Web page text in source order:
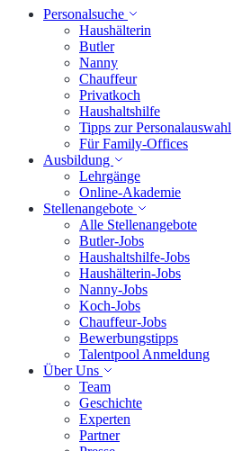
Personalsuche
Haushälterin
Butler
Nanny
Chauffeur
Privatkoch
Haushaltshilfe
Tipps zur Personalauswahl
Für Family-Offices
Ausbildung
Lehrgänge
Online-Akademie
Stellenangebote
Alle Stellenangebote
Butler-Jobs
Haushaltshilfe-Jobs
Haushälterin-Jobs
Nanny-Jobs
Koch-Jobs
Chauffeur-Jobs
Bewerbungstipps
Talentpool Anmeldung
Über Uns
Team
Geschichte
Experten
Partner